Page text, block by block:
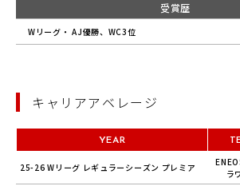
受賞歴
Wリーグ・ AJ優勝、WC3位
キャリアアベレージ
YEAR
25-26 Wリーグ レギュラーシーズン プレミア
ラ